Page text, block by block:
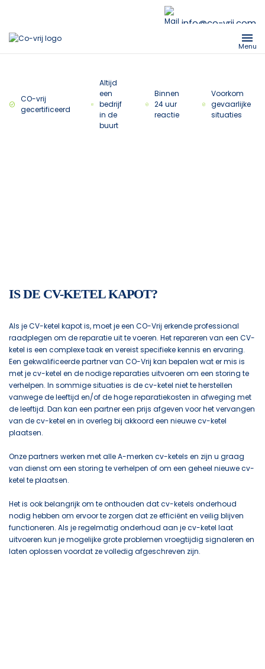
info@co-vrij.com
Menu
CO-vrij
gecertificeerd
Altijd
een
bedrijf
in de
buurt
Binnen
24 uur
reactie
Voorkom
gevaarlijke
situaties
IS DE CV-KETEL KAPOT?
Als je CV-ketel kapot is, moet je een CO-Vrij erkende professional
raadplegen om de reparatie uit te voeren. Het repareren van een CV-
ketel is een complexe taak en vereist specifieke kennis en ervaring.
Een gekwalificeerde partner van CO-Vrij kan bepalen wat er mis is
met je cv-ketel en de nodige reparaties uitvoeren om een storing te
verhelpen. In sommige situaties is de cv-ketel niet te herstellen
vanwege de leeftijd en/of de hoge reparatiekosten in afweging met
de leeftijd. Dan kan een partner een prijs afgeven voor het vervangen
van de cv-ketel en in overleg bij akkoord een nieuwe cv-ketel
plaatsen.
Onze partners werken met alle A-merken cv-ketels en zijn u graag
van dienst om een storing te verhelpen of om een geheel nieuwe cv-
ketel te plaatsen.
Het is ook belangrijk om te onthouden dat cv-ketels onderhoud
nodig hebben om ervoor te zorgen dat ze efficiënt en veilig blijven
functioneren. Als je regelmatig onderhoud aan je cv-ketel laat
uitvoeren kun je mogelijke grote problemen vroegtijdig signaleren en
laten oplossen voordat ze volledig afgeschreven zijn.